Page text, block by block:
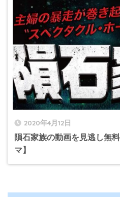
2020年4月12日
隕石家族の動画を見逃し無
マ】